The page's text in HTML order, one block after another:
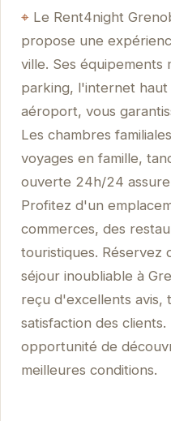
Le Rent4night
propose une
ville. Ses équipements
parking, l'internet
aéroport, vous
Les chambres
voyages en famille,
ouverte 24h/24
Profitez d'un
commerces, des
touristiques. Réservez
séjour inoubliable à
reçu d'excellents avis,
satisfaction des
opportunité de
meilleures conditions.